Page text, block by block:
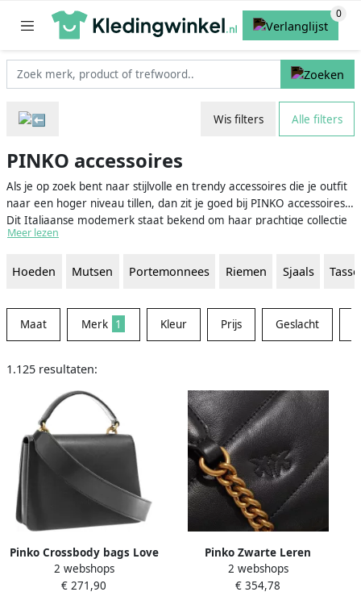
Wis filters Alle filters
PINKO accessoires
Als je op zoek bent naar stijlvolle en trendy accessoires die je outfit
naar een hoger niveau tillen, dan zit je goed bij PINKO accessoires.
Dit Italiaanse modemerk staat bekend om haar prachtige collectie
kleding, schoenen en accessoires. De accessoires van PINKO zijn
toe te voegen aan je garderobe. Van tassen tot sjaals en van
aanvulling op elke outfit.
Meer lezen
Hoeden Mutsen Portemonnees Riemen Sjaals
Maat Merk 1 Kleur Prijs Geslacht
1.125 resultaten:
Pinko Crossbody bags Love
One Top Handle Mini Light
in zwart
2 webshops
€ 271,90
Pinko Zwarte Leren
Crossbody Tas met Gouden
Decoratieve Gesp Black
2 webshops
€ 354,78